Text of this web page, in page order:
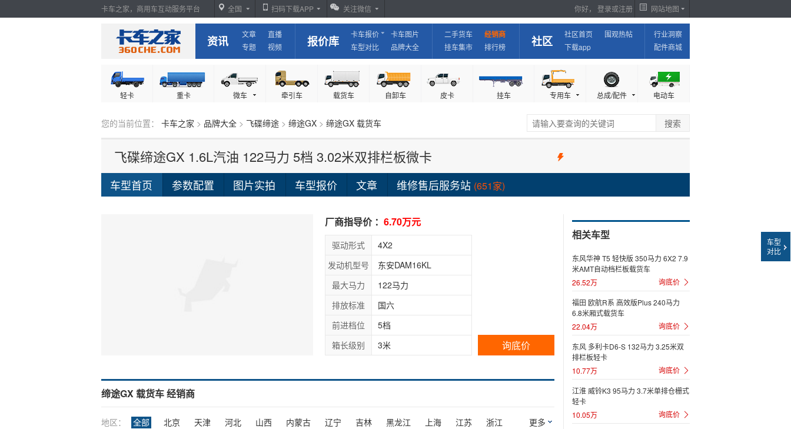
你好， 登录或注册 网站地图
卡车之家，商用车互动服务平台 全国 扫码下载APP 关注微信
资讯 文章
直播
专题
视频 报价库 卡车报价
卡车图片
车型对比
品牌大全
二手货车 经销商
挂车集市 排行榜 社区 社区首页
围观热帖
下载app
行业洞察
配件商城
轻卡 重卡 微车 牵引车 载货车 自卸车 皮卡 挂车 专用车 总成/配件 电动车
您的当前位置： 卡车之家 > 品牌大全 > 飞碟缔途 > 缔途GX > 缔途GX 载货车
飞碟缔途GX 1.6L汽油 122马力 5档 3.02米双排栏板微卡
车型首页 参数配置 图片实拍 车型报价 文章 维修售后服务站 (651家)
厂商指导价 ： 6.70万元
驱动形式
4X2
发动机型号
东安DAM16KL
最大马力
122马力
排放标准
国六
前进档位
5档
箱长级别
3米 询底价
缔途GX 载货车 经销商
我是经销商，我要报价，我要出现在这里
地区： 全部 北京 天津 河北 山西 内蒙古 辽宁 吉林 黑龙江 上海 江苏 浙江 更多
相关车型
东风华神 T5 轻快版 350马力 6X2 7.9
米AMT自动档栏板载货车
26.52万
询底价
福田 欧航R系 高效版Plus 240马力
6.8米厢式载货车
22.04万
询底价
东风 多利卡D6-S 132马力 3.25米双
排栏板轻卡
10.77万
询底价
江淮 威铃K3 95马力 3.7米单排仓栅式
轻卡
10.05万
询底价
车型
对比